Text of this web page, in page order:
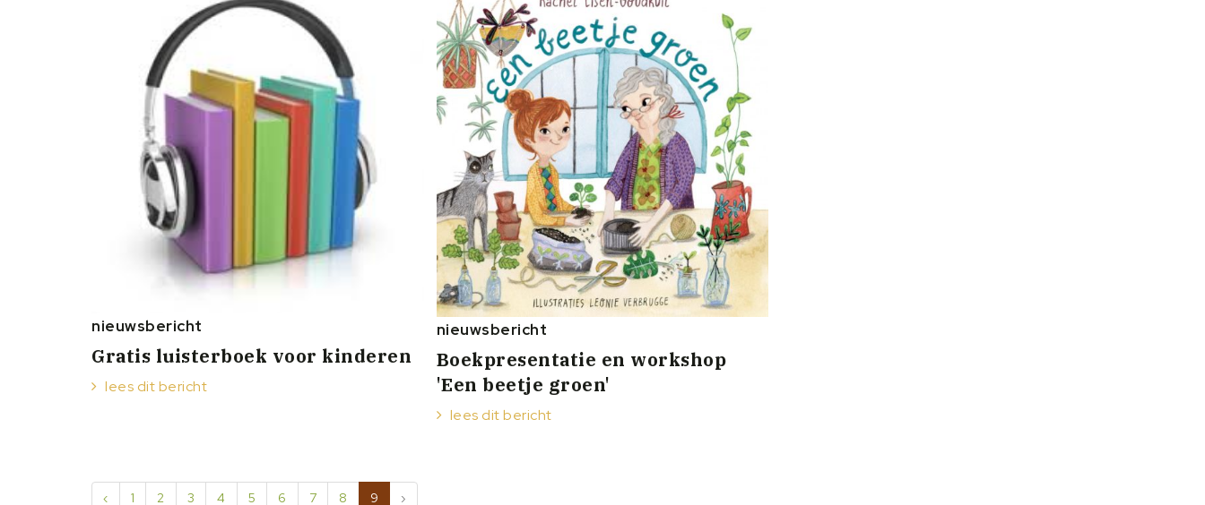
nieuwsbericht
Gratis luisterboek voor kinderen
lees dit bericht
nieuwsbericht
Boekpresentatie en workshop
'Een beetje groen'
lees dit bericht
‹ 1 2 3 4 5 6 7 8 9 ›